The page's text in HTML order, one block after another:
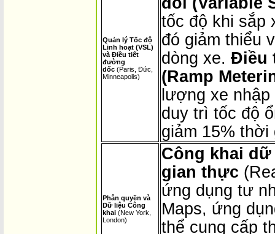
Quản lý Tốc độ
Linh hoạt (VSL)
và Điều tiết
đường
dốc (Paris, Đức,
Minneapolis)
tốc độ khi sắp
đó giảm thiểu
dòng xe. Điều
(Ramp
lượng xe
duy trì tốc độ
giảm 15% thời
Phân quyền và
Dữ liệu Công
khai (New York,
London)
Công khai
gian thực
ứng dụng tư
Maps, ứng
thể cung cấp